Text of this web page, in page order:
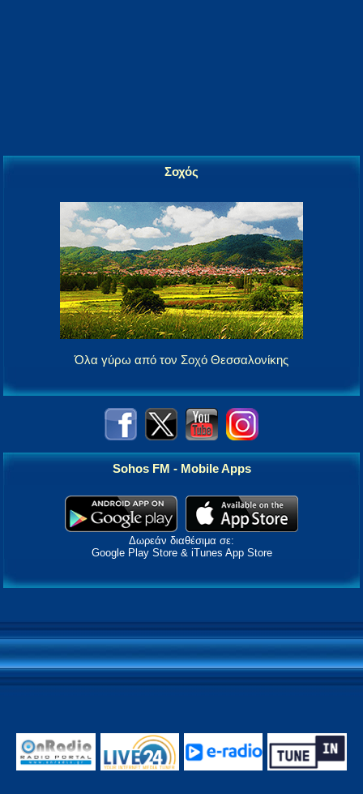
Σοχός
Όλα γύρω από τον Σοχό Θεσσαλονίκης
Sohos FM - Mobile Apps
Δωρεάν διαθέσιμα σε:
Google Play Store & iTunes App Store